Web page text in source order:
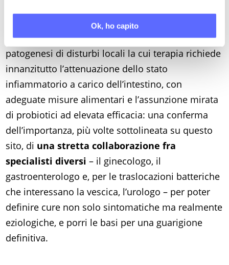
Ok, ho capito
traslocazione di batteriverso gli organi
adiacenti (in questo caso la vagina), con
patogenesi di disturbi locali la cui terapia richiede
innanzitutto l’attenuazione dello stato
infiammatorio a carico dell’intestino, con
adeguate misure alimentari e l’assunzione mirata
di probiotici ad elevata efficacia: una conferma
dell’importanza, più volte sottolineata su questo
sito, di una stretta collaborazione fra
specialisti diversi – il ginecologo, il
gastroenterologo e, per le traslocazioni batteriche
che interessano la vescica, l’urologo – per poter
definire cure non solo sintomatiche ma realmente
eziologiche, e porri le basi per una guarigione
definitiva.